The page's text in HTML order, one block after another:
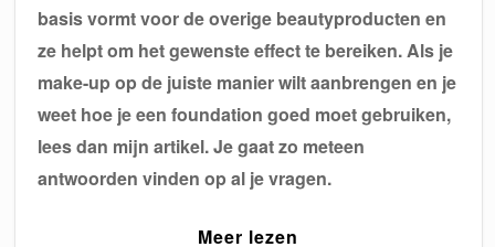
basis vormt voor de overige beautyproducten en
ze helpt om het gewenste effect te bereiken. Als je
make-up op de juiste manier wilt aanbrengen en je
weet hoe je een foundation goed moet gebruiken,
lees dan mijn artikel. Je gaat zo meteen
antwoorden vinden op al je vragen.
Meer lezen